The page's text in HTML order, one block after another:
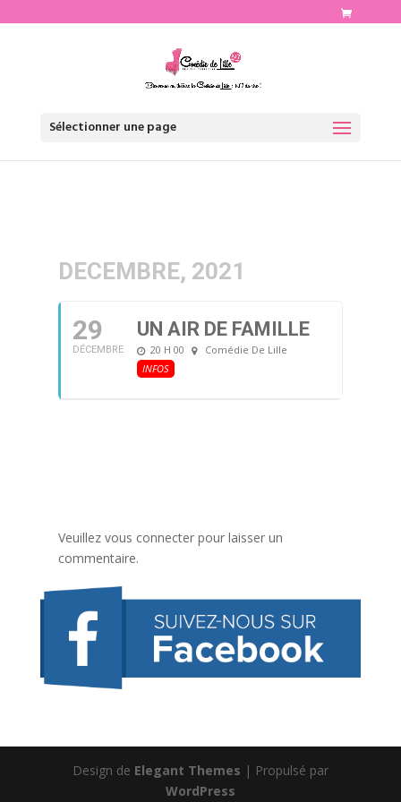
Sélectionner une page
DECEMBRE, 2021
29
DÉCEMBRE
UN AIR DE FAMILLE
20 H 00
Comédie De Lille
INFOS
Veuillez vous connecter pour laisser un
commentaire.
Design de Elegant Themes | Propulsé par
WordPress